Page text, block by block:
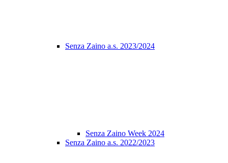
Senza Zaino a.s. 2023/2024
Senza Zaino Week 2024
Senza Zaino a.s. 2022/2023